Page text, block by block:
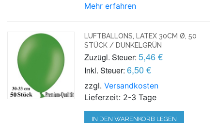
Mehr erfahren
LUFTBALLONS, LATEX 30CM Ø, 50
STÜCK / DUNKELGRÜN
Zuzügl. Steuer: 5,46 €
Inkl. Steuer: 6,50 €
zzgl.Versandkosten
Lieferzeit: 2-3 Tage
IN DEN WARENKORB LEGEN